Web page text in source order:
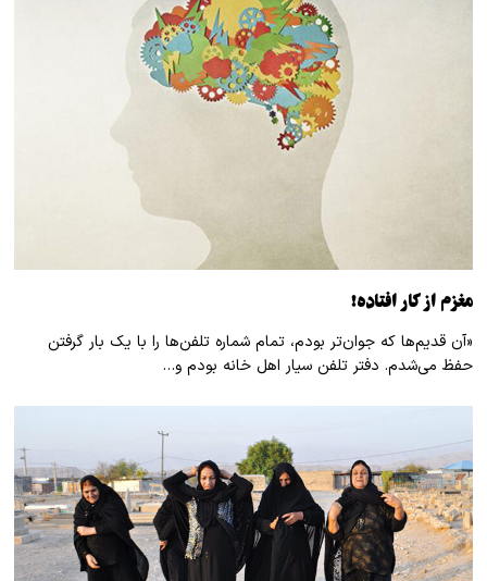
مغزم از کار افتاده!
«آن قدیم‌ها که جوان‌تر بودم، تمام شماره تلفن‌ها را با یک بار گرفتن
حفظ می‌شدم. دفتر تلفن سیار اهل خانه بودم و…